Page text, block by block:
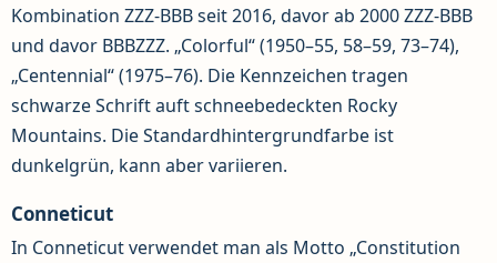
Kombination ZZZ-BBB seit 2016, davor ab 2000 ZZZ-BBB
und davor BBBZZZ. „Colorful“ (1950–55, 58–59, 73–74),
„Centennial“ (1975–76). Die Kennzeichen tragen
schwarze Schrift auft schneebedeckten Rocky
Mountains. Die Standardhintergrundfarbe ist
dunkelgrün, kann aber variieren.
Conneticut
In Conneticut verwendet man als Motto „Constitution